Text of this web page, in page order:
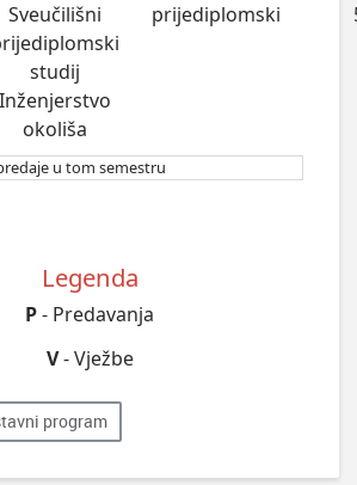
Sveučilišni
studij
Inženjerstvo
okoliša
prijediplomski
u tom semestru
Legenda
P- Predavanja
V- Vježbe
program